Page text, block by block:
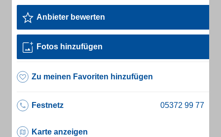
Anbieter bewerten
Fotos hinzufügen
Zu meinen Favoriten hinzufügen
Festnetz
Karte anzeigen